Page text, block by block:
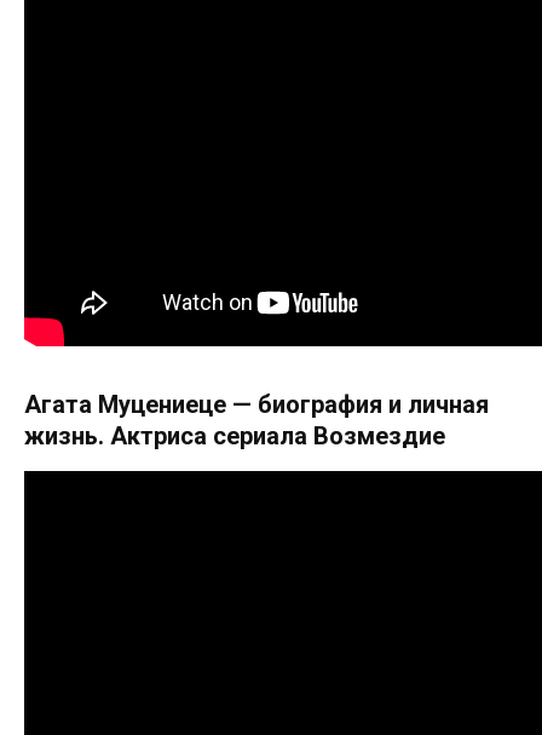
Агата Муцениеце — биография и личная
жизнь. Актриса сериала Возмездие